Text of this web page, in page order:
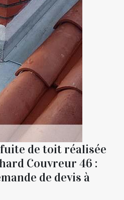
de toit réalisée
Couvreur 46 :
de devis à